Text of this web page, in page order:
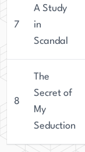
7
A Study
in
Scandal
8
The
Secret of
My
Seduction